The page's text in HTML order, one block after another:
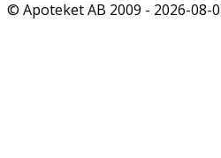
© Apoteket AB 2009 - 2026-08-